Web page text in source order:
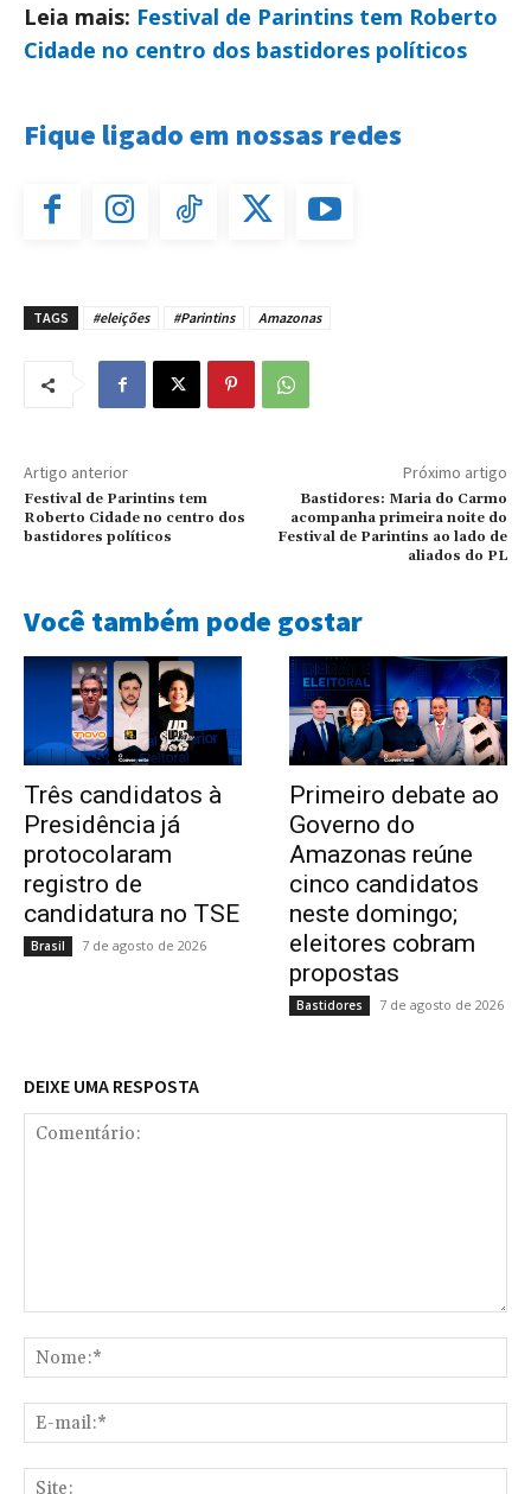
Leia mais: Festival de Parintins tem Roberto
Cidade no centro dos bastidores políticos
Fique ligado em nossas redes
TAGS #eleições #Parintins Amazonas
Artigo anterior
Festival de Parintins tem
Roberto Cidade no centro dos
bastidores políticos
Próximo artigo
Bastidores: Maria do Carmo
acompanha primeira noite do
Festival de Parintins ao lado de
aliados do PL
Você também pode gostar
Três candidatos à
Presidência já
protocolaram
registro de
candidatura no TSE
Brasil 7 de agosto de 2026
Primeiro debate ao
Governo do
Amazonas reúne
cinco candidatos
neste domingo;
eleitores cobram
propostas
Bastidores 7 de agosto de 2026
DEIXE UMA RESPOSTA